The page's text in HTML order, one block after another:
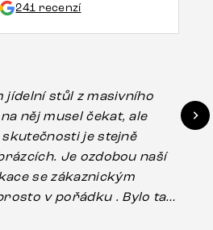
241 recenzí
jídelní stůl z masivního
něj musel čekat, ale
skutečnosti je stejně
se zákaznickým
v pořádku . Bylo tam
nohy stolu, které mohlo